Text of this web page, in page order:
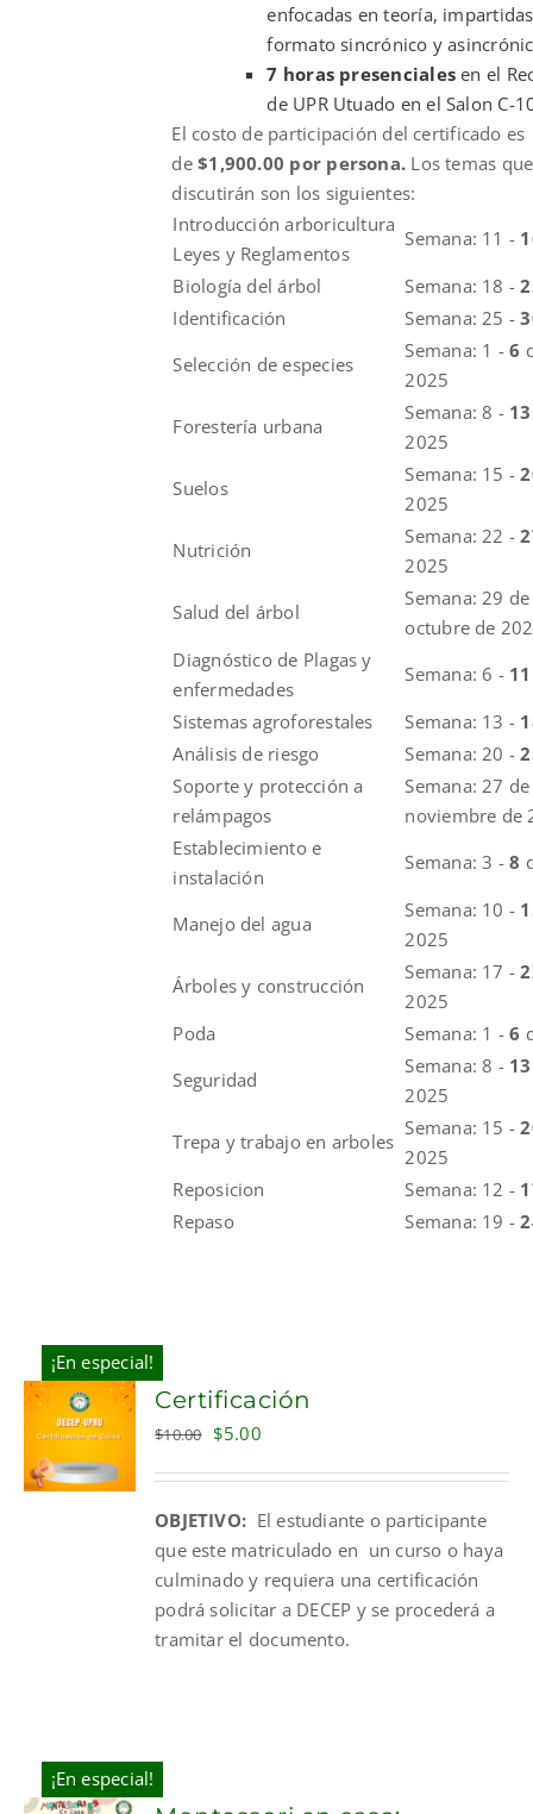
enfocadas en teoría,
formato sincrónico y
7 horas presencialesen el
de UPR Utuado en el Salon C-
El costo de participación del certificado es
de$1,900.00 por persona. Los temas que
discutirán son los siguientes:
Introducción arboricultura
Leyes y Reglamentos
Semana: 11 -
Biología del árbol
Semana: 18 -
Identificación
Semana: 25 -
Selección de especies
Semana: 1 -6
2025
Forestería urbana
Semana: 8 -
2025
Suelos
Semana: 15 -
2025
Nutrición
Semana: 22 -
2025
Salud del árbol
Semana: 29
octubre de
Diagnóstico de Plagas y
enfermedades
Semana: 6 -
Sistemas agroforestales
Semana: 13 -
Análisis de riesgo
Semana: 20 -
Soporte y protección a
relámpagos
Semana: 27
noviembre de
Establecimiento e
instalación
Semana: 3 -8
Manejo del agua
Semana: 10 -
2025
Árboles y construcción
Semana: 17 -
2025
Poda
Semana: 1 -6
Seguridad
Semana: 8 -
2025
Trepa y trabajo en arboles
Semana: 15 -
2025
Reposicion
Semana: 12 -
Repaso
Semana: 19 -
¡En especial!
ADD TO
CART
Certificación
$10.00 Original
$10.00.
$5.00Current
$5.00.
OBJETIVO: El estudiante o participante
que este matriculado en un curso o haya
culminado y requiera una certificación
podrá solicitar a DECEP y se procederá a
tramitar el documento.
¡En especial!
ADD TO